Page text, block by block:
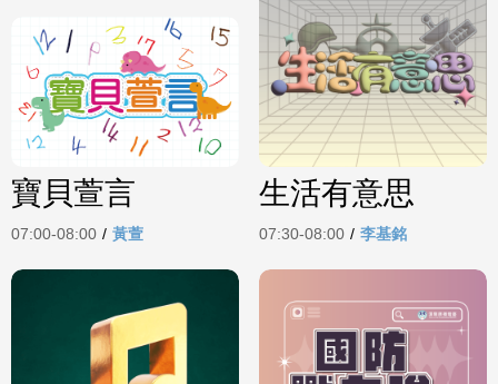
寶貝萱言
07:00-08:00 / 黃萱
生活有意思
07:30-08:00 / 李基銘